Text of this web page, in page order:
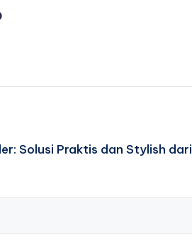
Solusi Praktis dan Stylish dari